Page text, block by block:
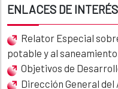
ENLACES DE INTERÉS
Relator Especial
potable y al saneamiento
Objetivos de
Dirección General del